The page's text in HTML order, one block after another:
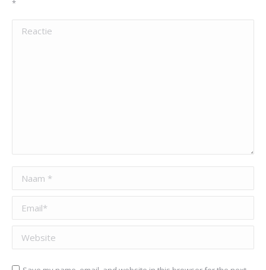
*
Reactie
Naam *
Email *
Website